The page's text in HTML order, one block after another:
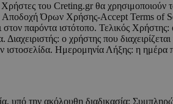
Χρήστες του Creting.gr θα
Αποδοχή Όρων Χρήσης-Accept Terms
παρόντα ιστότοπο. Τελικός
Διαχειριστής: ο χρήστης που
Ημερομηνία Λήξης: η ημέρα
υπό την ακόλουθη διαδικασία: